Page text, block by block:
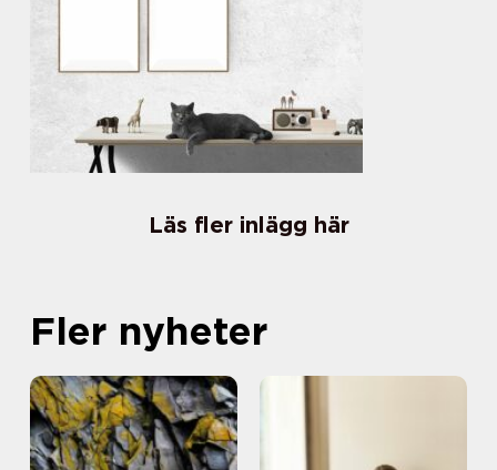
Läs fler inlägg här
Fler nyheter